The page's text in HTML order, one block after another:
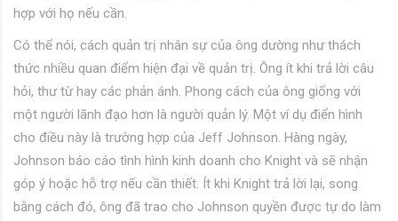
hợp với họ nếu cần.
Có thể nói, cách quản trị nhân sự của ông dường như thách
thức nhiều quan điểm hiện đại về quản trị. Ông ít khi trả lời câu
hỏi, thư từ hay các phản ánh. Phong cách của ông giống với
một người lãnh đạo hơn là người quản lý. Một ví dụ điển hình
cho điều này là trường hợp của Jeff Johnson. Hàng ngày,
Johnson báo cáo tình hình kinh doanh cho Knight và sẽ nhận
góp ý hoặc hỗ trợ nếu cần thiết. Ít khi Knight trả lời lại, song
bằng cách đó, ông đã trao cho Johnson quyền được tự do làm